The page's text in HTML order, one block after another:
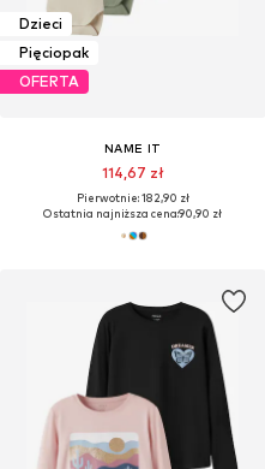
Dzieci
Pięciopak
OFERTA
NAME IT
114,67 zł
Pierwotnie: 182,90 zł
Ostatnia najniższa cena:90,90 zł